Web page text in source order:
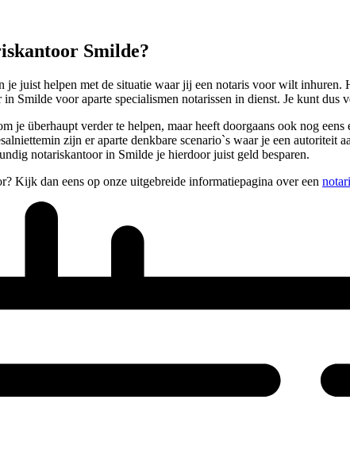
Smilde?
juist helpen met de situatie waar jij een notaris voor wilt
Smilde voor aparte specialismen notarissen in dienst. Je kunt
je überhaupt verder te helpen, maar heeft doorgaans ook nog
zijn er aparte denkbare scenario`s waar je een
notariskantoor in Smilde je hierdoor juist geld besparen.
Kijk dan eens op onze uitgebreide informatiepagina over een